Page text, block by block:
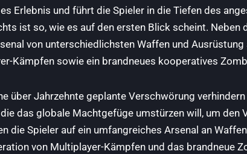
Erlebnis und führt die Spieler in die Tiefen des
ist so, wie es auf den ersten Blick scheint. Neben
von unterschiedlichsten Waffen und Ausrüstung
Kämpfen sowie ein brandneues kooperatives
über Jahrzehnte geplante Verschwörung
das globale Machtgefüge umstürzen will, um den
die Spieler auf ein umfangreiches Arsenal an
von Multiplayer-Kämpfen und das brandneue